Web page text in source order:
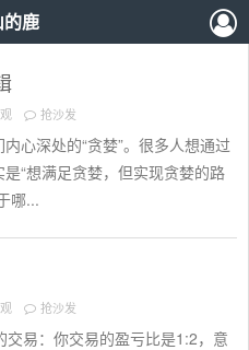
鹿
抢沙发
心深处的“贪婪”。很多人想通过
“想满足贪婪，但实现贪婪的路
哪...
抢沙发
易：你交易的盈亏比是1:2，意